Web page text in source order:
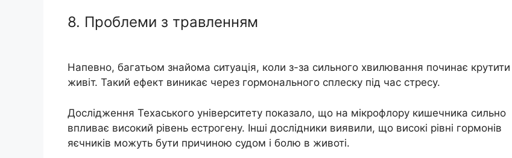
8. Проблеми з травленням
Напевно, багатьом знайома ситуація, коли з-за сильного хвилювання починає крутити
живіт. Такий ефект виникає через гормонального сплеску під час стресу.
Дослідження Техаського університету показало, що на мікрофлору кишечника сильно
впливає високий рівень естрогену. Інші дослідники виявили, що високі рівні гормонів
яєчників можуть бути причиною судом і болю в животі.